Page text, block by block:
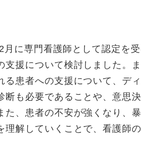
に専門看護師として認定を
援について検討しました。
る患者への支援について、デ
も必要であることや、意思
、患者の不安が強くなり、
理解していくことで、看護師